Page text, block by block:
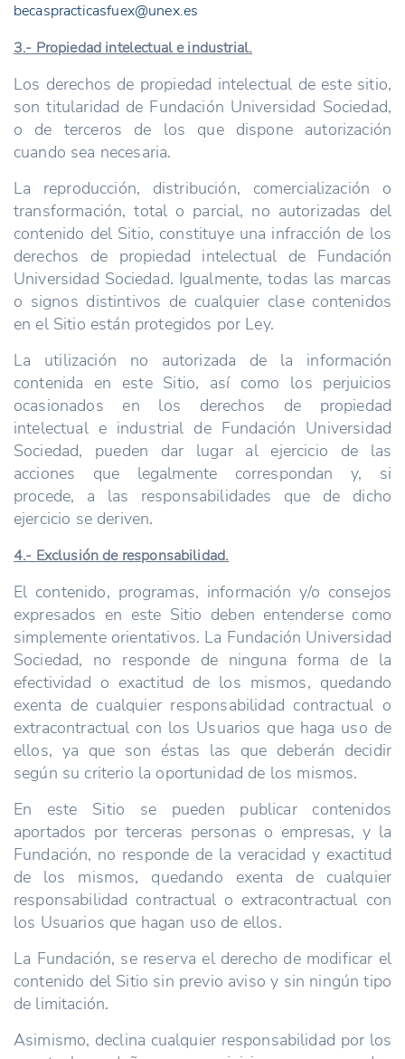
becaspracticasfuex@unex.es
3.- Propiedad intelectual e industrial.
Los derechos de propiedad intelectual de este sitio,
son titularidad de Fundación Universidad Sociedad,
o de terceros de los que dispone autorización
cuando sea necesaria.
La reproducción, distribución, comercialización o
transformación, total o parcial, no autorizadas del
contenido del Sitio, constituye una infracción de los
derechos de propiedad intelectual de Fundación
Universidad Sociedad. Igualmente, todas las marcas
o signos distintivos de cualquier clase contenidos
en el Sitio están protegidos por Ley.
La utilización no autorizada de la información
contenida en este Sitio, así como los perjuicios
ocasionados en los derechos de propiedad
intelectual e industrial de Fundación Universidad
Sociedad, pueden dar lugar al ejercicio de las
acciones que legalmente correspondan y, si
procede, a las responsabilidades que de dicho
ejercicio se deriven.
4.- Exclusión de responsabilidad.
El contenido, programas, información y/o consejos
expresados en este Sitio deben entenderse como
simplemente orientativos. La Fundación Universidad
Sociedad, no responde de ninguna forma de la
efectividad o exactitud de los mismos, quedando
exenta de cualquier responsabilidad contractual o
extracontractual con los Usuarios que haga uso de
ellos, ya que son éstas las que deberán decidir
según su criterio la oportunidad de los mismos.
En este Sitio se pueden publicar contenidos
aportados por terceras personas o empresas, y la
Fundación, no responde de la veracidad y exactitud
de los mismos, quedando exenta de cualquier
responsabilidad contractual o extracontractual con
los Usuarios que hagan uso de ellos.
La Fundación, se reserva el derecho de modificar el
contenido del Sitio sin previo aviso y sin ningún tipo
de limitación.
Asimismo, declina cualquier responsabilidad por los